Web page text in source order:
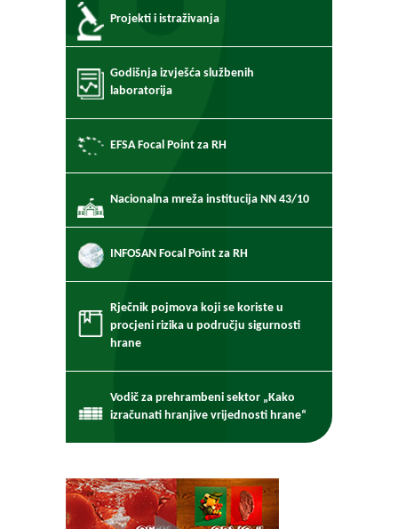
Projekti i istraživanja
Godišnja izvješća službenih
laboratorija
EFSA Focal Point za RH
Nacionalna mreža institucija NN 43/10
INFOSAN Focal Point za RH
Rječnik pojmova koji se koriste u
procjeni rizika u području sigurnosti
hrane
Vodič za prehrambeni sektor „Kako
izračunati hranjive vrijednosti hrane“